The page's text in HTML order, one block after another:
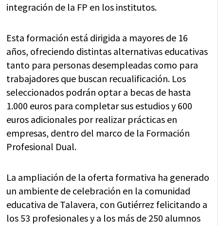
integración de la FP en los institutos.
Esta formación está dirigida a mayores de 16
años, ofreciendo distintas alternativas educativas
tanto para personas desempleadas como para
trabajadores que buscan recualificación. Los
seleccionados podrán optar a becas de hasta
1.000 euros para completar sus estudios y 600
euros adicionales por realizar prácticas en
empresas, dentro del marco de la Formación
Profesional Dual.
La ampliación de la oferta formativa ha generado
un ambiente de celebración en la comunidad
educativa de Talavera, con Gutiérrez felicitando a
los 53 profesionales y a los más de 250 alumnos